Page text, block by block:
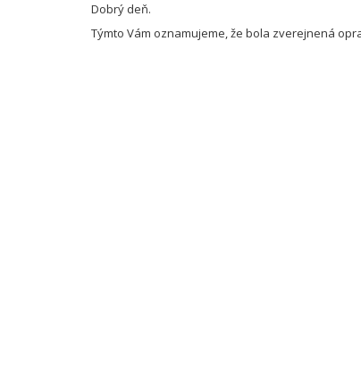
Dobrý deň.
Týmto Vám oznamujeme, že bola zverejnená